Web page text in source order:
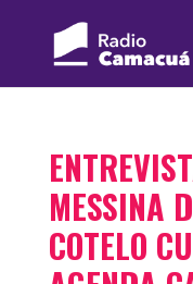
MESSINA
COTELO